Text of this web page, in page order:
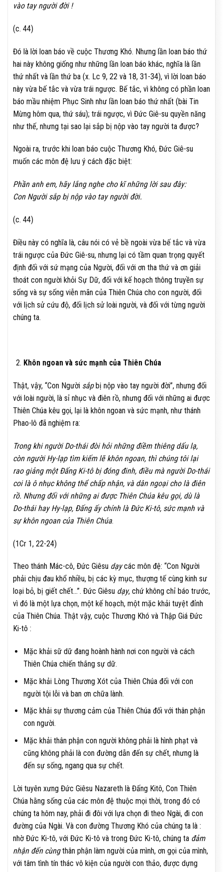
vào tay người đời !
(c. 44)
Đó là lời loan báo về cuộc Thương Khó. Nhưng lần loan báo thứ
hai này không giống như những lần loan báo khác, nghĩa là lần
thứ nhất và lần thứ ba (x. Lc 9, 22 và 18, 31-34), vì lời loan báo
này vừa bế tắc và vừa trái ngược. Bế tắc, vì không có phần loan
báo mầu nhiệm Phục Sinh như lần loan báo thứ nhất (bài Tin
Mừng hôm qua, thứ sáu); trái ngược, vì Đức Giê-su quyền năng
như thế, nhưng tại sao lại sắp bị nộp vào tay người ta được?
Ngoài ra, trước khi loan báo cuộc Thương Khó, Đức Giê-su
muốn các môn đệ lưu ý cách đặc biệt:
Phần anh em, hãy lắng nghe cho kĩ những lời sau đây:
Con Người sắp bị nộp vào tay người đời.
(c. 44)
Điều này có nghĩa là, câu nói có vẻ bề ngoài vừa bế tắc và vừa
trái ngược của Đức Giê-su, nhưng lại có tầm quan trọng quyết
định đối với sứ mạng của Người, đối với ơn tha thứ và ơn giải
thoát con người khỏi Sự Dữ, đối với kế hoạch thông truyền sự
sống và sự sống viễn mãn của Thiên Chúa cho con người, đối
với lịch sử cứu độ, đối lịch sử loài người, và đối với từng người
chúng ta.
Khôn ngoan và sức mạnh của Thiên Chúa
Thật, vậy, “Con Người sắpbị nộp vào tay người đời”, nhưng đối
với loài người, là sỉ nhục và điên rồ, nhưng đối với những ai được
Thiên Chúa kêu gọi, lại là khôn ngoan và sức mạnh, như thánh
Phao-lô đã nghiệm ra:
Trong khi người Do-thái đòi hỏi những điềm thiêng dấu lạ,
còn người Hy-lạp tìm kiếm lẽ khôn ngoan, thì chúng tôi lại
rao giảng một Đấng Ki-tô bị đóng đinh, điều mà người Do-thái
coi là ô nhục không thể chấp nhận, và dân ngoại cho là điên
rồ. Nhưng đối với những ai được Thiên Chúa kêu gọi, dù là
Do-thái hay Hy-lạp, Đấng ấy chính là Đức Ki-tô, sức mạnh và
sự khôn ngoan của Thiên Chúa.
(1Cr 1, 22-24)
Theo thánh Mác-cô, Đức Giêsu dạycác môn đệ: “Con Người
phải chịu đau khổ nhiều, bị các kỳ mục, thượng tế cùng kinh sư
loại bỏ, bị giết chết…”. Đức Giêsu dạy, chứ không chỉ báo trước,
vì đó là một lựa chọn, một kế hoạch, một mặc khải tuyệt đỉnh
của Thiên Chúa. Thật vậy, cuộc Thương Khó và Thập Giá Đức
Ki-tô :
Mặc khải sữ dữ đang hoành hành nơi con người và cách
Thiên Chúa chiến thắng sự dữ.
Mặc khải Lòng Thương Xót của Thiên Chúa đối với con
người tội lỗi và ban ơn chữa lành.
Mặc khải sự thương cảm của Thiên Chúa đối với thân phận
con người.
Mặc khải thân phận con người không phải là hình phạt và
cũng không phải là con đường dẫn đến sự chết, nhưng là
đến sự sống, ngang qua sự chết.
Lời tuyên xưng Đức Giêsu Nazareth là Đấng Kitô, Con Thiên
Chúa hằng sống của các môn đệ thuộc mọi thời, trong đó có
chúng ta hôm nay, phải đi đôi với lựa chọn đi theo Ngài, đi con
đường của Ngài. Và con đường Thương Khó của chúng ta là :
nhờ Đức Ki-tô, với Đức Ki-tô và trong Đức Ki-tô, chúng ta đảm
nhận đến cùngthân phận làm người của mình, ơn gọi của mình,
với tâm tình tín thác vô kiện của người con thảo, được dựng